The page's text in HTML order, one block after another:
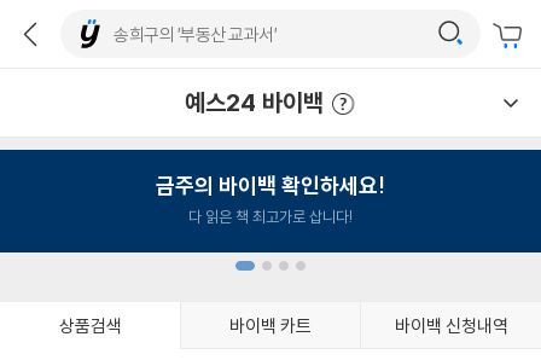
예스24 바이백
금주의 바이백 확인하세요!
다 읽은 책 최고가로 삽니다!
상품검색 바이백 카트 바이백 신청내역